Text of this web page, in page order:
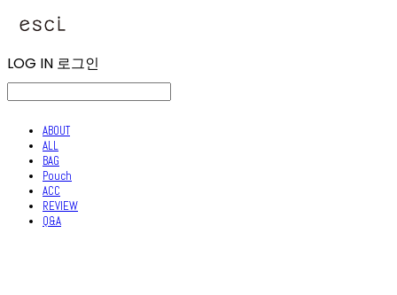
LOG IN 로그인
ABOUT
ALL
BAG
Pouch
ACC
REVIEW
Q&A